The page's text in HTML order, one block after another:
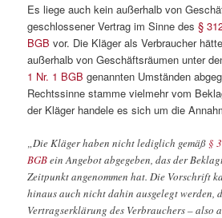
Es liege auch kein außerhalb von
geschlossener Vertrag im Sinne des§
BGB vor. Die Kläger als Verbraucher
außerhalb von Geschäftsräumen unter
1 Nr. 1 BGB genannten Umständen
Rechtssinne stamme vielmehr vom
der Kläger handele es sich um die
„Die Kläger haben nicht lediglich gemäß §
BGBein Angebot abgegeben, das der
Zeitpunkt angenommen hat. Die Vorschrift
hinaus auch nicht dahin ausgelegt werden,
Vertragserklärung des Verbrauchers – also